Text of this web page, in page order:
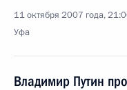
11 октября 2007 года,
Уфа
Владимир Путин